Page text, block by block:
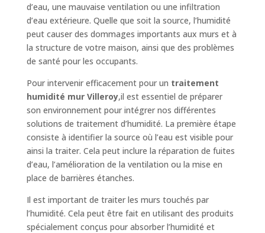
d’eau, une mauvaise ventilation ou une infiltration
d’eau extérieure. Quelle que soit la source, l’humidité
peut causer des dommages importants aux murs et à
la structure de votre maison, ainsi que des problèmes
de santé pour les occupants.
Pour intervenir efficacement pour un traitement
humidité mur Villeroy,il est essentiel de préparer
son environnement pour intégrer nos différentes
solutions de traitement d’humidité. La première étape
consiste à identifier la source où l’eau est visible pour
ainsi la traiter. Cela peut inclure la réparation de fuites
d’eau, l’amélioration de la ventilation ou la mise en
place de barrières étanches.
Il est important de traiter les murs touchés par
l’humidité. Cela peut être fait en utilisant des produits
spécialement conçus pour absorber l’humidité et